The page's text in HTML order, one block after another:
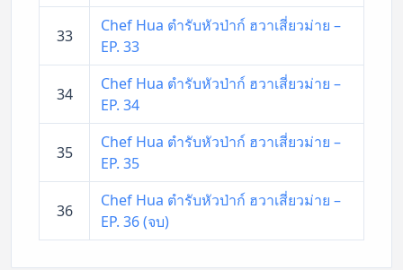
33
Chef Hua ตำรับหัวป่าก์ ฮวาเสี่ยวม่าย –
EP. 33
34
Chef Hua ตำรับหัวป่าก์ ฮวาเสี่ยวม่าย –
EP. 34
35
Chef Hua ตำรับหัวป่าก์ ฮวาเสี่ยวม่าย –
EP. 35
36
Chef Hua ตำรับหัวป่าก์ ฮวาเสี่ยวม่าย –
EP. 36 (จบ)